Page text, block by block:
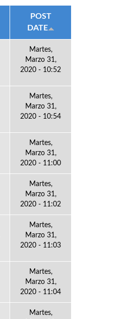
POST
DATE
Martes,
Marzo 31,
2020 - 10:52
Martes,
Marzo 31,
2020 - 10:54
Martes,
Marzo 31,
2020 - 11:00
Martes,
Marzo 31,
2020 - 11:02
Martes,
Marzo 31,
2020 - 11:03
Martes,
Marzo 31,
2020 - 11:04
Martes,